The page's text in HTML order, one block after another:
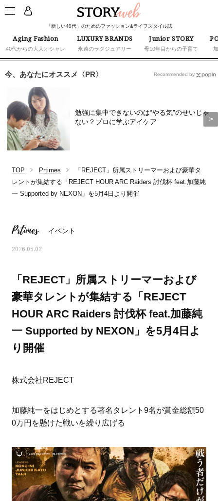
「新しい40代」のためのファッション&ライフスタイル誌
Aging Fashion
40代からの大人オシャレ
LUXURY BRANDS
永遠のラグジュアリー
Junior STORY
母10年目からの子育て
ママとパパに贈る「ジェンダーレ
今、あなたにオススメ〈PR〉
勉強に集中できないのは“やる気”のせいじゃ
ない？プロに学ぶアイケア
Recommended by
TOP Prtimes
「REJECT」所属ストリーマーおよび豪華タ
レントが集結する「REJECT HOUR ARC Raiders 討伐杯 feat.加藤純
一 Supported by NEXON」を5月4日より開催
Prtimes イベント
2026.05.02
「REJECT」所属ストリーマーおよび
豪華タレントが集結する「REJECT
HOUR ARC Raiders 討伐杯 feat.加藤純
一 Supported by NEXON」を5月4日よ
り開催
株式会社REJECT
加藤純一をはじめとする著名タレント9名が賞金総額50
0万円を懸けた戦いを繰り広げる